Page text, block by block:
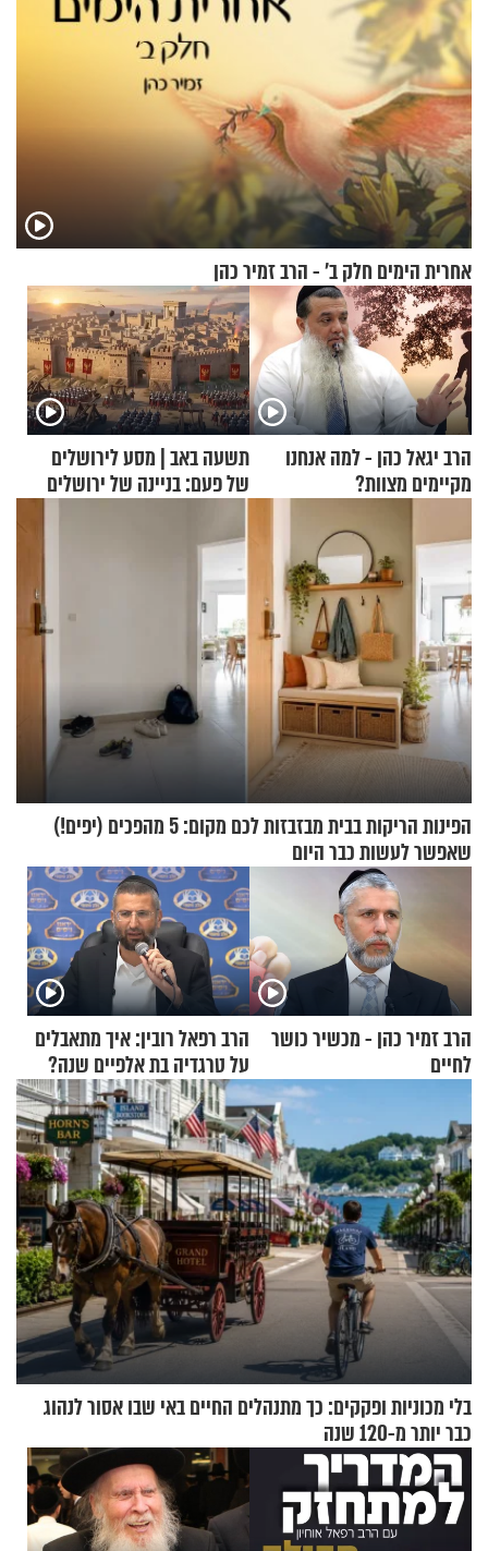
אחרית הימים חלק ב’ - הרב זמיר כהן
הרב יגאל כהן - למה אנחנו
מקיימים מצוות?
תשעה באב | מסע לירושלים
של פעם: בניינה של ירושלים
הפינות הריקות בבית מבזבזות לכם מקום: 5 מהפכים (יפים!)
שאפשר לעשות כבר היום
הרב זמיר כהן - מכשיר כושר
לחיים
הרב רפאל רובין: איך מתאבלים
על טרגדיה בת אלפיים שנה?
בלי מכוניות ופקקים: כך מתנהלים החיים באי שבו אסור לנהוג
כבר יותר מ-120 שנה